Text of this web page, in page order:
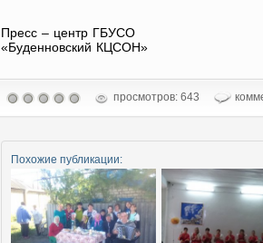
Пресс – центр ГБУСО
«Буденновский КЦСОН»
просмотров: 643
Похожие публикации: